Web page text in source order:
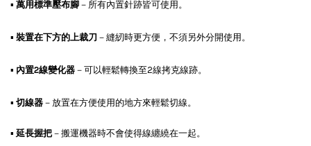
▪ 萬用標準壓布腳 －所有內置針跡皆可使用。
▪ 裝置在下方的上裁刀 －縫紉時更方便，不須另外分開使用。
▪ 內置2線變化器 －可以輕鬆轉換至2線拷克線跡。
▪ 切線器 －放置在方便使用的地方來輕鬆切線。
▪ 延長握把 －搬運機器時不會使得線纏繞在一起。